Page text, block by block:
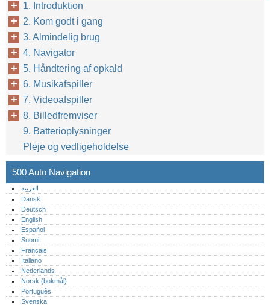
1. Introduktion
2. Kom godt i gang
3. Almindelig brug
4. Navigator
5. Håndtering af opkald
6. Musikafspiller
7. Videoafspiller
8. Billedfremviser
9. Batterioplysninger
Pleje og vedligeholdelse
500 Auto Navigation
العربية
Dansk
Deutsch
English
Español
Suomi
Français
Italiano
Nederlands
Norsk (bokmål)‎
Português‎
Svenska